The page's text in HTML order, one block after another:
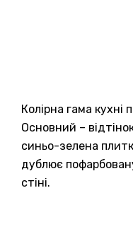
Колірна гама кухні
Основний –
синьо-зелена
дублює
стіні.